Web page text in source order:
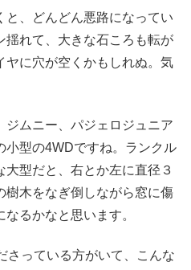
と、どんどん悪路になってい
揺れて、大きな石ころも転が
ヤに穴が空くかもしれぬ。気
ジムニー、パジェロジュニア
小型の4WDですね。ランクル
型だと、右とか左に直径３
樹木をなぎ倒しながら窓に傷
るかなと思います。
さっている方がいて、こんな